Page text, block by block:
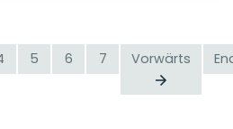
5 6 7 Vorwärts